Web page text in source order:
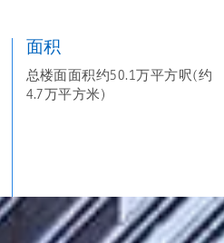
面积
总楼面面积约50.1万平方呎(约
4.7万平方米)